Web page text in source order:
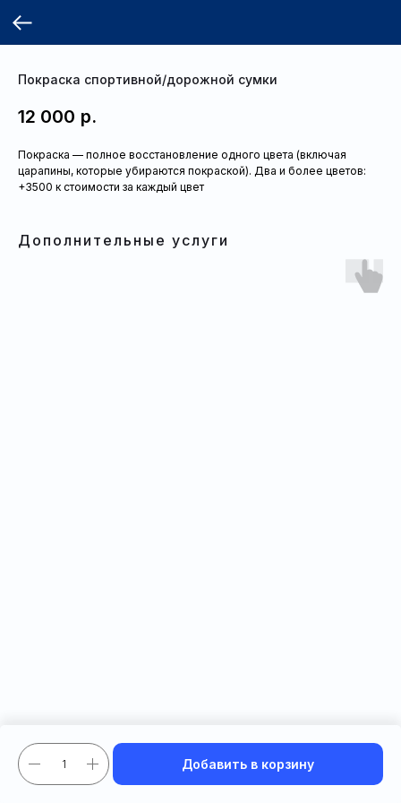
Покраска спортивной/дорожной сумки
12 000 р.
Добавить в корзину
Покраска — полное восстановление одного цвета (включая
царапины, которые убираются покраской). Два и более цветов:
+3500 к стоимости за каждый цвет
Дополнительные услуги